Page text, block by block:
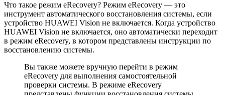
Что такое режим eRecovery? Режим eRecovery — это
инструмент автоматического восстановления системы, если
устройство HUAWEI Vision не включается. Когда устройство
HUAWEI Vision не включается, оно автоматически переходит
в режим eRecovery, в котором представлены инструкции по
восстановлению системы.
Вы также можете вручную перейти в режим
eRecovery для выполнения самостоятельной
проверки системы. В режиме eRecovery